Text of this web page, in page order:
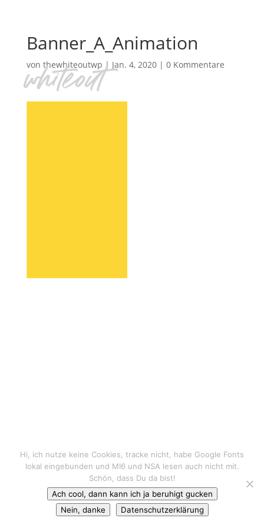
Banner_A_Animation
von thewhiteoutwp | Jan. 4, 2020| 0 Kommentare
Hi, ich nutze keine Cookies, tracke nicht, habe Google Fonts
lokal eingebunden und MI6 und NSA lesen auch nicht mit.
Schön, dass Du da bist!
Ach cool, dann kann ich ja beruhigt gucken
Nein, danke
Datenschutzerklärung